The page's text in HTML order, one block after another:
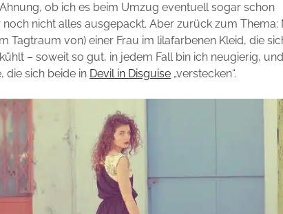
ob ich es beim Umzug eventuell sogar schon
nicht alles ausgepackt. Aber zurück zum Thema:
Tagtraum von) einer Frau im lilafarbenen Kleid, die
– soweit so gut, in jedem Fall bin ich neugierig,
die sich beide in Devil in Disguise „verstecken“.